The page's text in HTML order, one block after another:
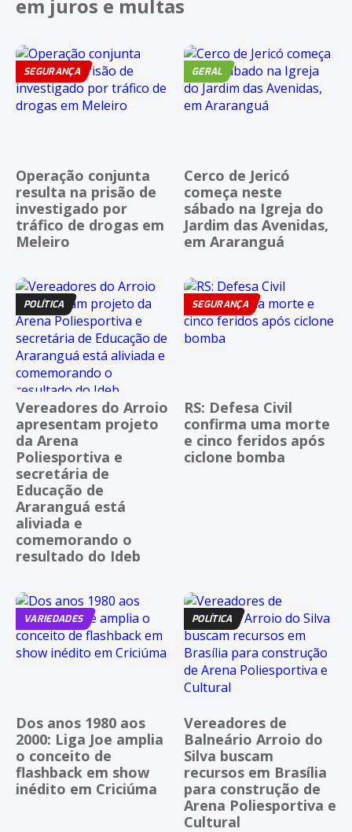
em juros e multas
SEGURANÇA
Operação conjunta
resulta na prisão de
investigado por
tráfico de drogas em
Meleiro
GERAL
Cerco de Jericó
começa neste
sábado na Igreja do
Jardim das Avenidas,
em Araranguá
POLÍTICA
Vereadores do Arroio
apresentam projeto
da Arena
Poliesportiva e
secretária de
Educação de
Araranguá está
aliviada e
comemorando o
resultado do Ideb
SEGURANÇA
RS: Defesa Civil
confirma uma morte
e cinco feridos após
ciclone bomba
VARIEDADES
Dos anos 1980 aos
2000: Liga Joe amplia
o conceito de
flashback em show
inédito em Criciúma
POLÍTICA
Vereadores de
Balneário Arroio do
Silva buscam
recursos em Brasília
para construção de
Arena Poliesportiva e
Cultural